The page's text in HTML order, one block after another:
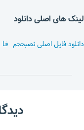
لینک های اصلی دانلود
دانلود فایل اصلی نصبحجم فایل 480